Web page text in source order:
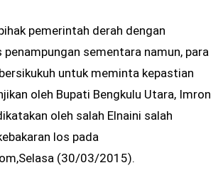
pemerintah derah dengan
penampungan sementara namun, para
untuk meminta kepastian
oleh Bupati Bengkulu Utara, Imron
oleh salah Elnaini salah
los pada
(30/03/2015).